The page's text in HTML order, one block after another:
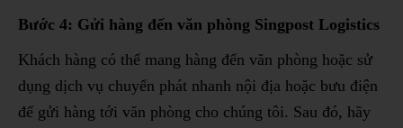
Bước 4: Gửi hàng đến văn phòng Singpost Logistics
Khách hàng có thể mang hàng đến văn phòng hoặc sử
dụng dịch vụ chuyển phát nhanh nội địa hoặc bưu điện
để gửi hàng tới văn phòng cho chúng tôi. Sau đó, hãy